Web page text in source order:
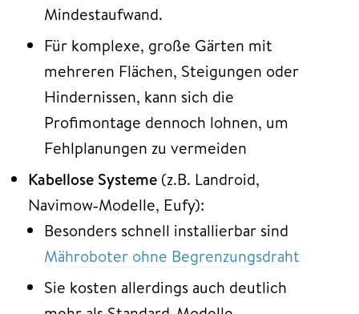
Mindestaufwand.
Für komplexe, große Gärten mit
mehreren Flächen, Steigungen oder
Hindernissen, kann sich die
Profimontage dennoch lohnen, um
Fehlplanungen zu vermeiden
Kabellose Systeme (z.B. Landroid,
Navimow‑Modelle, Eufy):
Besonders schnell installierbar sind
Mähroboter ohne Begrenzungsdraht
Sie kosten allerdings auch deutlich